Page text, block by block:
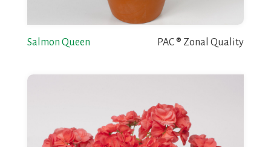
Salmon Queen PAC ® Zonal Quality